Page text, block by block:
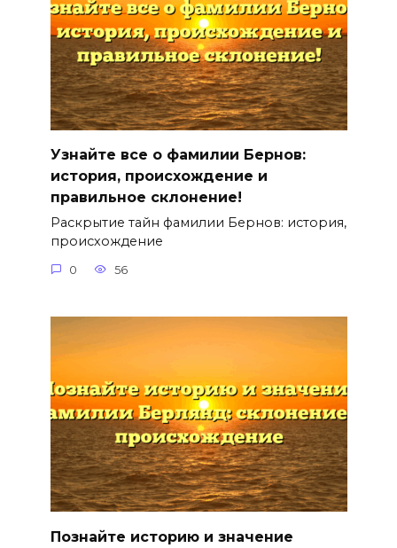
Узнайте все о фамилии Бернов:
история, происхождение и
правильное склонение!
Раскрытие тайн фамилии Бернов: история,
происхождение
0 56
Познайте историю и значение